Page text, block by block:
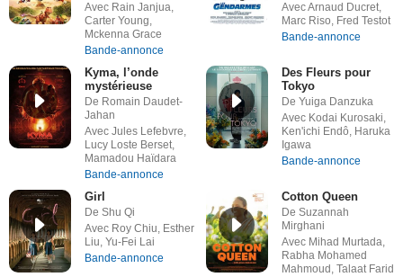
Avec Rain Janjua,
Carter Young,
Mckenna Grace
Bande-annonce
Avec Arnaud Ducret,
Marc Riso, Fred Testot
Bande-annonce
Kyma, l’onde
mystérieuse
De Romain Daudet-
Jahan
Avec Jules Lefebvre,
Lucy Loste Berset,
Mamadou Haïdara
Bande-annonce
Des Fleurs pour
Tokyo
De Yuiga Danzuka
Avec Kodai Kurosaki,
Ken'ichi Endô, Haruka
Igawa
Bande-annonce
Girl
De Shu Qi
Avec Roy Chiu, Esther
Liu, Yu-Fei Lai
Bande-annonce
Cotton Queen
De Suzannah
Mirghani
Avec Mihad Murtada,
Rabha Mohamed
Mahmoud, Talaat Farid